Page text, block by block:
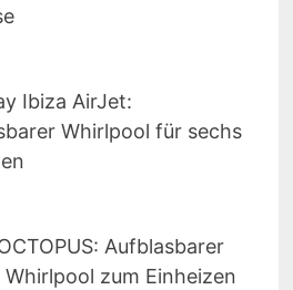
Ibiza AirJet:
Whirlpool für sechs
Aufblasbarer
Whirlpool zum Einheizen